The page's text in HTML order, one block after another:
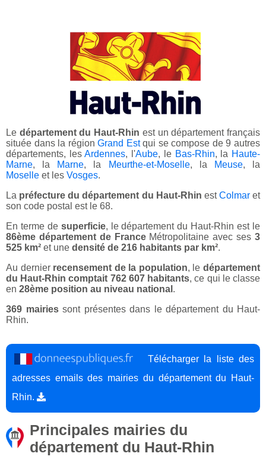
Le département du Haut-Rhin est un département français
située dans la régionGrand Estqui se compose de 9 autres
départements, lesArdennes, l'Aube, le Bas-Rhin, la Haute-
Marne, la Marne, la Meurthe-et-Moselle, la Meuse, la
Moselle et les Vosges.
La préfecture du département du Haut-Rhin estColmaret
son code postal est le 68.
En terme de superficie, le département du Haut-Rhin est le
86ème département de FranceMétropolitaine avec ses3
525 km² et une densité de 216 habitants par km².
Au dernier recensement de la population, ledépartement
du Haut-Rhin comptait 762 607 habitants, ce qui le classe
en 28ème position au niveau national .
369 mairiessont présentes dans le département du Haut-
Rhin.
Télécharger la liste des
adresses emails des mairies du département du Haut-
Rhin.
Principales mairies du
département du Haut-Rhin